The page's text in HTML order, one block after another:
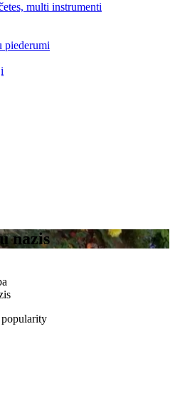
multi instrumenti
piederumi
nazis